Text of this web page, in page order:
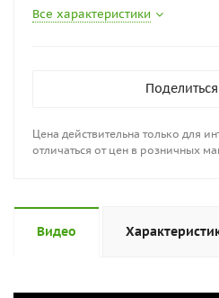
Все характеристики
Поделиться
Цена действительна только для
отличаться от цен в розничных
Видео